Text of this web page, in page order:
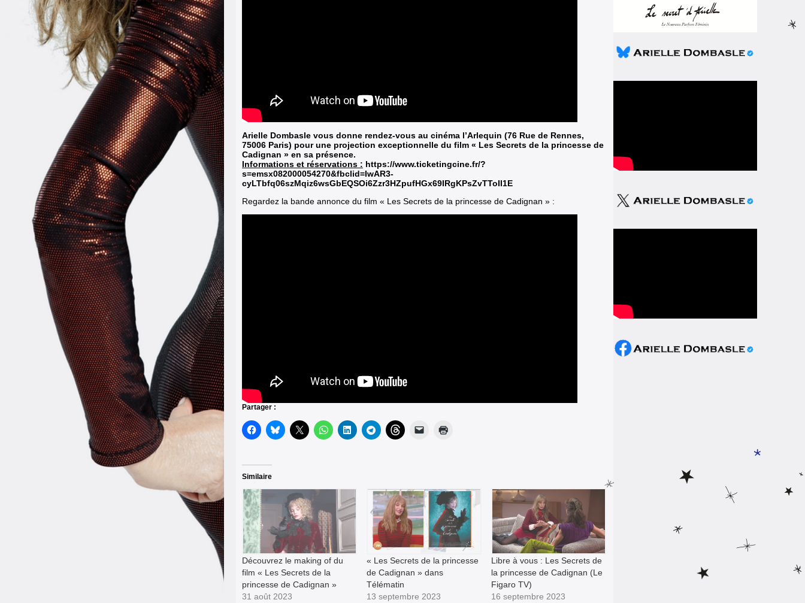
Arielle Dombasle vous donne rendez-vous au cinéma l’Arlequin (76 Rue de Rennes,
75006 Paris) pour une projection exceptionnelle du film « Les Secrets de la princesse de
Cadignan » en sa présence.
Informations et réservations : https://www.ticketingcine.fr/?
s=emsx082000054270&fbclid=IwAR3-
cyLTbfq06szMqiz6wsGbEQSOi6Zzr3HZpufHGx69IRgKPsZvTToII1E
Regardez la bande annonce du film « Les Secrets de la princesse de Cadignan » :
Partager :
Similaire
Découvrez le making of du
film « Les Secrets de la
princesse de Cadignan »
31 août 2023
« Les Secrets de la princesse
de Cadignan » dans
Télématin
13 septembre 2023
Libre à vous : Les Secrets de
la princesse de Cadignan (Le
Figaro TV)
16 septembre 2023